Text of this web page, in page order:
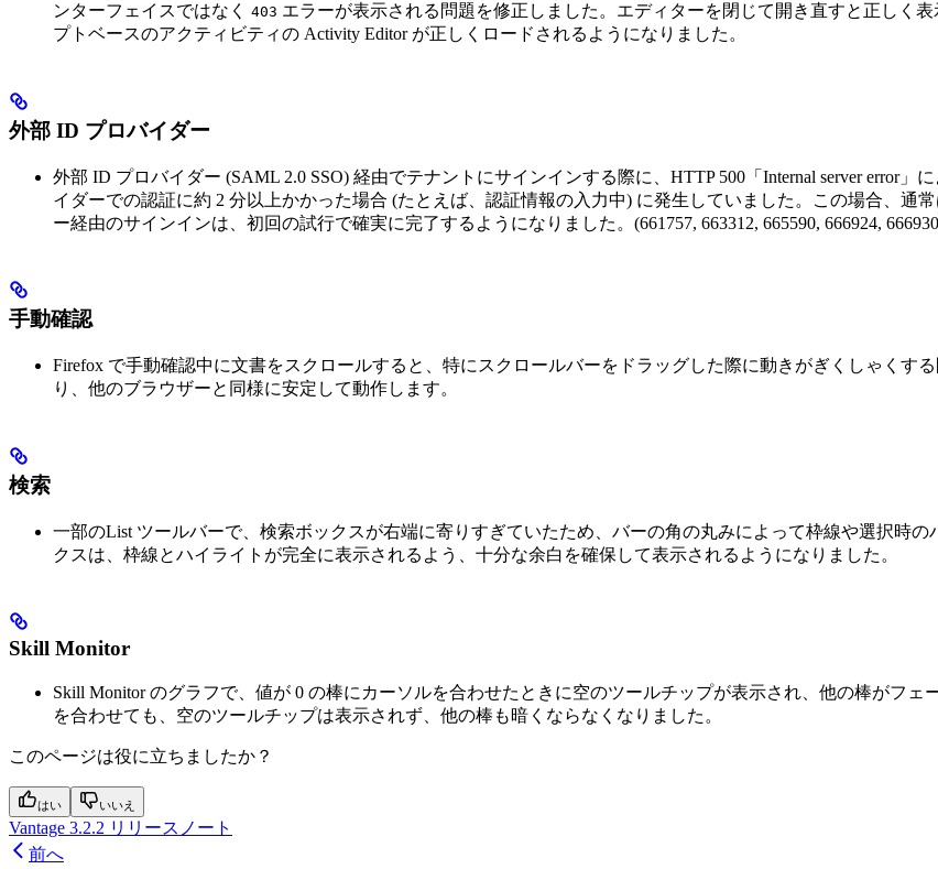
ンターフェイスではなく 403 エラーが表示される問題を修正しました。エディターを閉じて開き直すと正しく
プトベースのアクティビティの Activity Editor が正しくロードされるようになりました。
外部 ID プロバイダー
外部 ID プロバイダー (SAML 2.0 SSO) 経由でテナントにサインインする際に、HTTP 500「Internal server error
イダーでの認証に約 2 分以上かかった場合 (たとえば、認証情報の入力中) に発生していました。この場合、通
ー経由のサインインは、初回の試行で確実に完了するようになりました。(661757, 663312, 665590, 666924,
手動確認
Firefox で手動確認中に文書をスクロールすると、特にスクロールバーをドラッグした際に動きがぎくしゃくす
り、他のブラウザーと同様に安定して動作します。
検索
一部のList ツールバーで、検索ボックスが右端に寄りすぎていたため、バーの角の丸みによって枠線や選択時
クスは、枠線とハイライトが完全に表示されるよう、十分な余白を確保して表示されるようになりました。
Skill Monitor
Skill Monitor のグラフで、値が 0 の棒にカーソルを合わせたときに空のツールチップが表示され、他の棒がフ
を合わせても、空のツールチップは表示されず、他の棒も暗くならなくなりました。
このページは役に立ちましたか？
はい いいえ
Vantage 3.2.2 リリースノート
前へ